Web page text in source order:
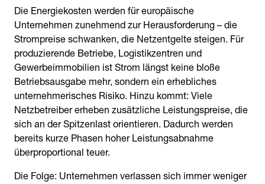
Die Energiekosten werden für europäische
Unternehmen zunehmend zur Herausforderung – die
Strompreise schwanken, die Netzentgelte steigen. Für
produzierende Betriebe, Logistikzentren und
Gewerbeimmobilien ist Strom längst keine bloße
Betriebsausgabe mehr, sondern ein erhebliches
unternehmerisches Risiko. Hinzu kommt: Viele
Netzbetreiber erheben zusätzliche Leistungspreise, die
sich an der Spitzenlast orientieren. Dadurch werden
bereits kurze Phasen hoher Leistungsabnahme
überproportional teuer.
Die Folge: Unternehmen verlassen sich immer weniger